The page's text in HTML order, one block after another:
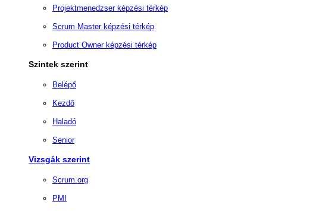
Projektmenedzser képzési térkép
Scrum Master képzési térkép
Product Owner képzési térkép
Szintek szerint
Belépő
Kezdő
Haladó
Senior
Vizsgák szerint
Scrum.org
PMI